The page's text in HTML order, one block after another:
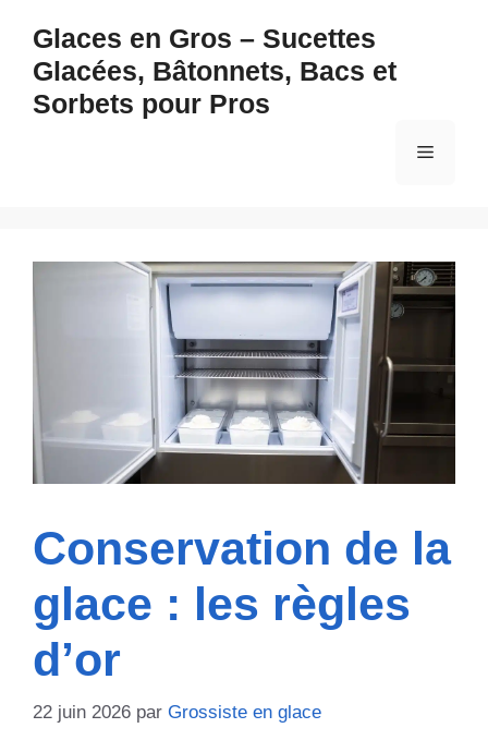
contenu
Glaces en Gros – Sucettes
Glacées, Bâtonnets, Bacs et
Sorbets pour Pros
Menu
Conservation de la
glace : les règles
d’or
22 juin 2026 par Grossiste en glace